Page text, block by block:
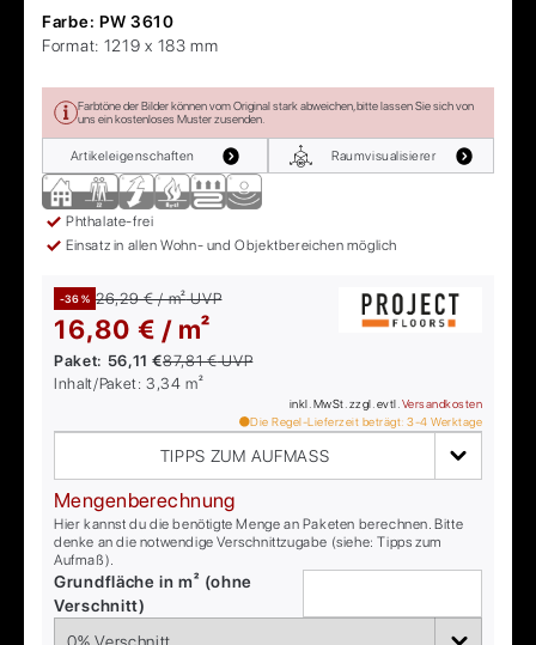
Farbe: PW 3610
Format: 1219 x 183 mm
Farbtöne der Bilder können vom Original stark abweichen, bitte lassen Sie sich von
uns ein kostenloses Muster zusenden.
Artikeleigenschaften Raumvisualisierer
Phthalate-frei
Einsatz in allen Wohn- und Objektbereichen möglich
-36 % 26,29 € / m²UVP
16,80 € / m²
Paket: 56,11 €87,81 €UVP
Inhalt/Paket:3,34 m²
inkl. MwSt. zzgl. evtl. Versandkosten
Die Regel-Lieferzeit beträgt: 3-4 Werktage
TIPPS ZUM AUFMASS
Mengenberechnung
Hier kannst du die benötigte Menge an Paketen berechnen. Bitte
denke an die notwendige Verschnittzugabe (siehe: Tipps zum
Aufmaß).
Grundfläche in m² (ohne
Verschnitt)